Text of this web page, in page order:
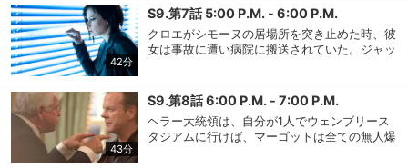
購入明細
Myクーポン
現在獲得済みのお得なクーポンを確認でき
ます。
トを彼の組織に引き渡す作戦に出る。2人は拷
問を避けるための細工をするが、それらを監視
していたデイビス英国首相は、ジャックを信用
できずにMI5を突入させる。
42分
S9.第7話 5:00 P.M. - 6:00 P.M.
クロエがシモーヌの居場所を突き止めた時、彼
女は事故に遭い病院に搬送されていた。ジャッ
夫アダムが起こした事件に不審な点が浮かび上
がり、ジョーダンは調査の許可をナバロに求め
るが却下される。娘の裏切りを知ったマーゴッ
トは、病院への爆撃命令を下す。
43分
S9.第8話 6:00 P.M. - 7:00 P.M.
ヘラー大統領は、自分が1人でウェンブリース
タジアムに行けば、マーゴットは全ての無人爆